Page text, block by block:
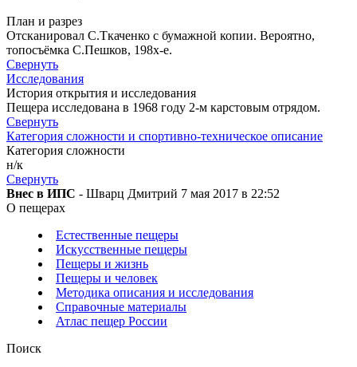
План и разрез
Отсканировал С.Ткаченко с бумажной копии. Вероятно,
топосъёмка С.Пешков, 198x-е.
Свернуть
Исследования
История открытия и исследования
Пещера исследована в 1968 году 2-м карстовым отрядом.
Свернуть
Категория сложности и спортивно-техническое описание
Категория сложности
н/к
Свернуть
Внес в ИПС - Шварц Дмитрий 7 мая 2017 в 22:52
О пещерах
Естественные пещеры
Искусственные пещеры
Пещеры и жизнь
Пещеры и человек
Методика описания и исследования
Справочные материалы
Атлас пещер России
Поиск